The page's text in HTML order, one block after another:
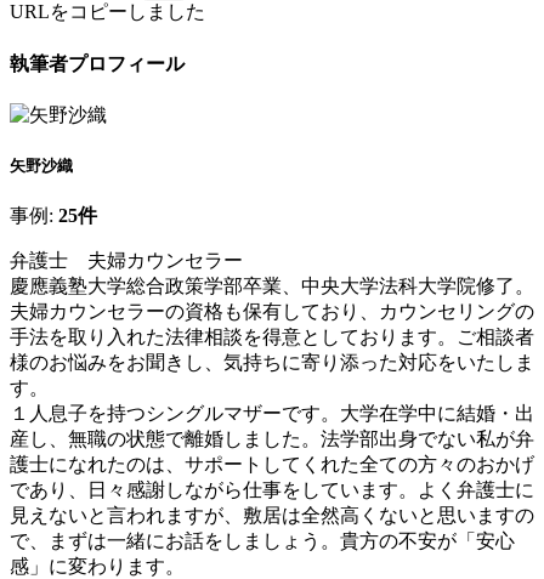
URLをコピーしました
執筆者プロフィール
矢野沙織
事例: 25件
弁護士 夫婦カウンセラー
慶應義塾大学総合政策学部卒業、中央大学法科大学院修了。
夫婦カウンセラーの資格も保有しており、カウンセリングの
手法を取り入れた法律相談を得意としております。ご相談者
様のお悩みをお聞きし、気持ちに寄り添った対応をいたしま
す。
１人息子を持つシングルマザーです。大学在学中に結婚・出
産し、無職の状態で離婚しました。法学部出身でない私が弁
護士になれたのは、サポートしてくれた全ての方々のおかげ
であり、日々感謝しながら仕事をしています。よく弁護士に
見えないと言われますが、敷居は全然高くないと思いますの
で、まずは一緒にお話をしましょう。貴方の不安が「安心
感」に変わります。